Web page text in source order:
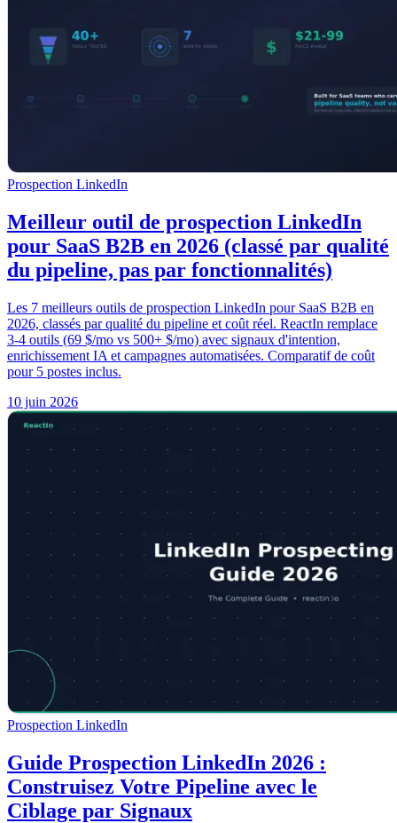
Prospection LinkedIn
Meilleur outil de prospection LinkedIn
pour SaaS B2B en 2026 (classé par qualité
du pipeline, pas par fonctionnalités)
Les 7 meilleurs outils de prospection LinkedIn pour SaaS B2B en
2026, classés par qualité du pipeline et coût réel. ReactIn remplace
3-4 outils (69 $/mo vs 500+ $/mo) avec signaux d'intention,
enrichissement IA et campagnes automatisées. Comparatif de coût
pour 5 postes inclus.
10 juin 2026
Prospection LinkedIn
Guide Prospection LinkedIn 2026 :
Construisez Votre Pipeline avec le
Ciblage par Signaux